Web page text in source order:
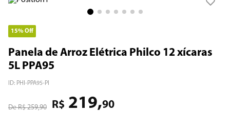
15%Off
Panela de Arroz Elétrica Philco 12 xícaras
5L PPA95
ID: PHI-PPA95-PI
R$ 259,90 R$ 219,90
3º portátil
4º air fryer
5º vertical